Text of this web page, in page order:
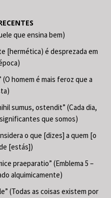
que ensina bem)
[hermética) é desprezada em
homem é mais feroz que a
sumus, ostendit” (Cada dia,
que somos)
o que [dizes] a quem [o
[estás])
praeparatio” (Emblema 5 –
alquimicamente)
(Todas as coisas existem por